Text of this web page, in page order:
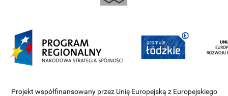
Projekt współfinansowany przez Unię Europejską z Europejskiego